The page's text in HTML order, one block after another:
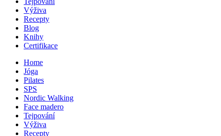
Výživa
Recepty
Blog
Knihy
Certifikace
Home
Jóga
Pilates
SPS
Nordic Walking
Face madero
Tejpování
Výživa
Recepty